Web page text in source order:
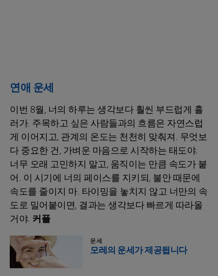
연애 운세
이번 8월, 너의 하루는 생각보다 훨씬 부드럽게 흘
러가. 주목하고 싶은 사람들과의 흐름은 자연스럽
게 이어지고, 관계의 온도는 천천히 맞춰져. 무엇보
다 중요한 건, 가벼운 마음으로 시작하는 태도야.
너무 오래 고민하지 말고, 움직이는 만큼 속도가 붙
어. 이 시기에 너의 페이스를 지키되, 불안 때문에
속도를 줄이지 마. 타이밍을 놓치지 않고 너만의 속
도로 밀어붙이면, 결과는 생각보다 빠르게 따라올
거야. 커플
운세
모레의 운세가 제공됩니다